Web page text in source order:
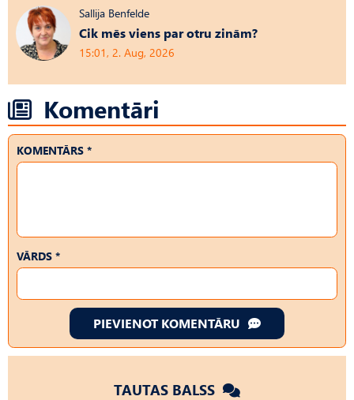
Sallija Benfelde
Cik mēs viens par otru zinām?
15:01, 2. Aug, 2026
Komentāri
KOMENTĀRS *
VĀRDS *
PIEVIENOT KOMENTĀRU
TAUTAS BALSS